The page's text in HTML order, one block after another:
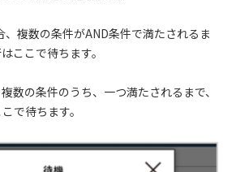
、複数の条件がAND条件で満たされるま
ここで待ちます。
数の条件のうち、一つ満たされるまで、
で待ちます。